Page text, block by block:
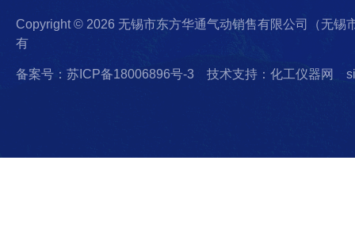
Copyright © 2026 无锡市东方华通气动销售有限公司（无锡
有
备案号：苏ICP备18006896号-3 技术支持：化工仪器网